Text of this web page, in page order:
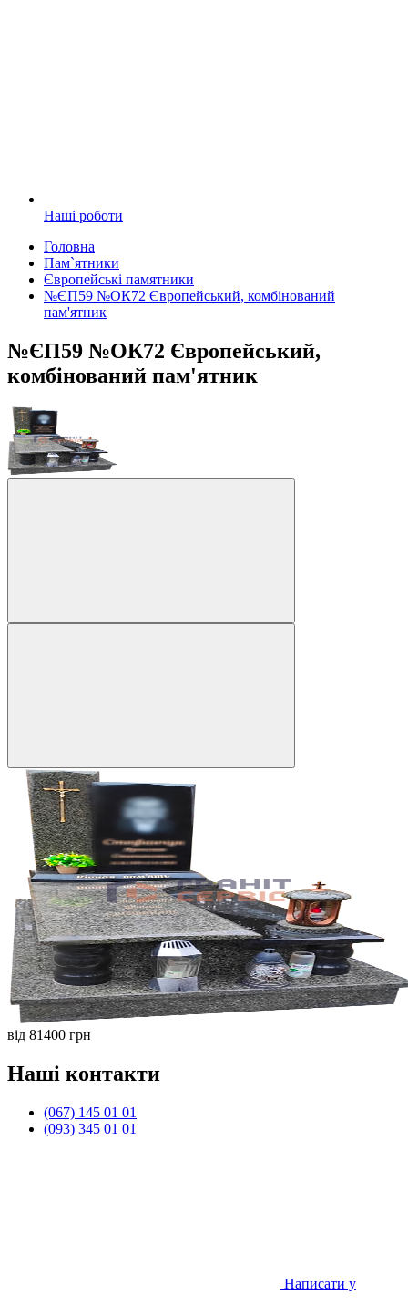
Наші роботи
Головна
Пам`ятники
Європейські памятники
№ЄП59 №ОК72 Європейський, комбінований
пам'ятник
№ЄП59 №ОК72 Європейський,
комбінований пам'ятник
від 81400 грн
Наші контакти
(067) 145 01 01
(093) 345 01 01
Написати у